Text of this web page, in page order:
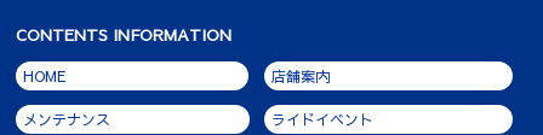
CONTENTS INFORMATION
HOME 店舗案内
メンテナンス ライドイベント